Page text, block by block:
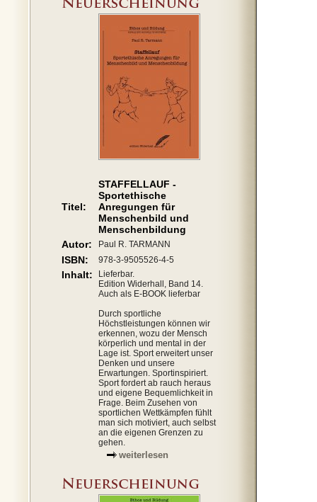
Titel:
STAFFELLAUF -
Sportethische
Anregungen für
Menschenbild und
Menschenbildung
Autor:
Paul R. TARMANN
ISBN: 978-3-9505526-4-5
Inhalt:
Lieferbar.
Edition Widerhall, Band 14.
Auch als E-BOOK lieferbar
Durch sportliche
Höchstleistungen können wir
erkennen, wozu der Mensch
körperlich und mental in der
Lage ist. Sport erweitert unser
Denken und unsere
Erwartungen. Sportinspiriert.
Sport fordert ab rauch heraus
und eigene Bequemlichkeit in
Frage. Beim Zusehen von
sportlichen Wettkämpfen fühlt
man sich motiviert, auch selbst
an die eigenen Grenzen zu
gehen.
weiterlesen